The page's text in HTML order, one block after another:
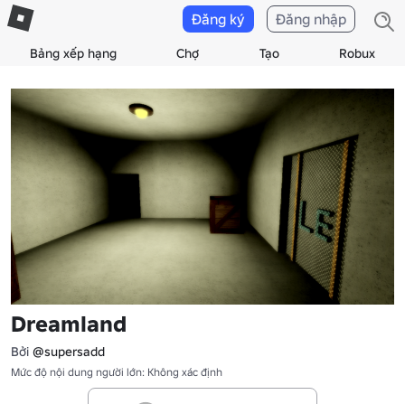
Bảng xếp hạng Chợ Tạo Robux
Đăng ký Đăng nhập
Dreamland
Bởi @supersadd
Mức độ nội dung người lớn: Không xác định